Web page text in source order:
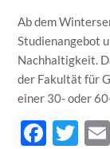
Ab dem
Studienangebot
Nachhaltigkeit.
der Fakultät für
einer 30- oder